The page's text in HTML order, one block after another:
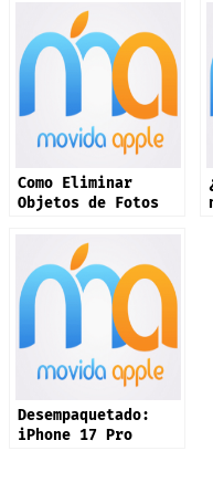
Como Eliminar
Objetos de Fotos
Desempaquetado:
iPhone 17 Pro